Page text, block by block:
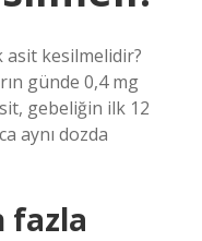
asit kesilmelidir?
günde 0,4 mg
gebeliğin ilk 12
aynı dozda
fazla